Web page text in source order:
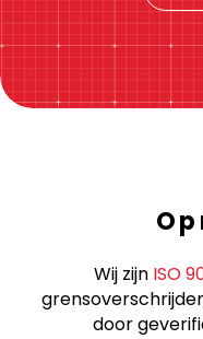
Wij zijn ISO
door